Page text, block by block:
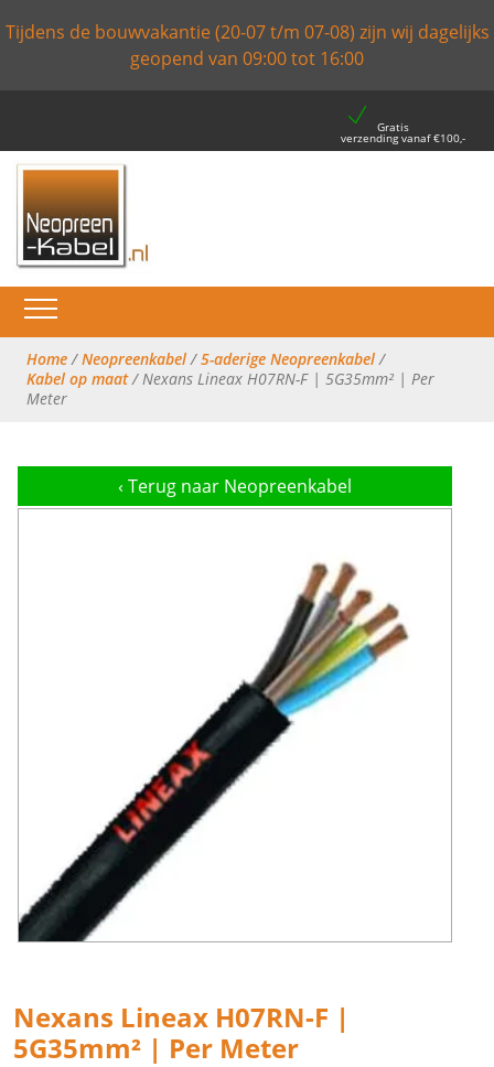
Tijdens de bouwvakantie (20-07 t/m 07-08) zijn wij dagelijks
geopend van 09:00 tot 16:00
Gratis
verzending vanaf €100,-
Home/Neopreenkabel/5-aderige Neopreenkabel/
Kabel op maat/ Nexans Lineax H07RN-F | 5G35mm² | Per
Meter
‹ Terug naar Neopreenkabel
Nexans Lineax H07RN-F |
5G35mm² | Per Meter